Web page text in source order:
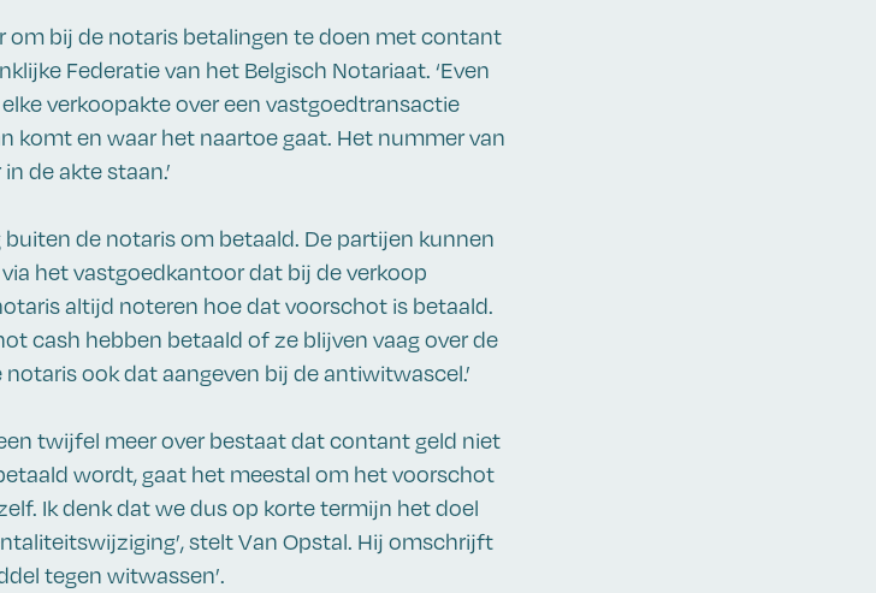
om bij de notaris betalingen te doen met contant
Federatie van het Belgisch Notariaat. ‘Even
verkoopakte over een vastgoedtransactie
komt en waar het naartoe gaat. Het nummer van
de akte staan.’
de notaris om betaald. De partijen kunnen
het vastgoedkantoor dat bij de verkoop
altijd noteren hoe dat voorschot is betaald.
cash hebben betaald of ze blijven vaag over de
ook dat aangeven bij de antiwitwascel.’
twijfel meer over bestaat dat contant geld niet
wordt, gaat het meestal om het voorschot
Ik denk dat we dus op korte termijn het doel
stelt Van Opstal. Hij omschrijft
tegen witwassen’.